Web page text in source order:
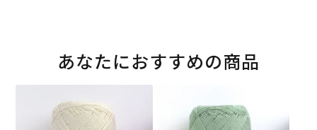
あなたにおすすめの商品